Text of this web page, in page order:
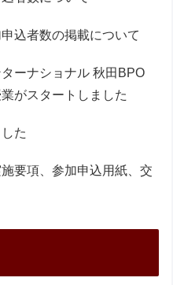
込者数の掲載について
ーナショナル 秋田BPO
がスタートしました
た
要項、参加申込用紙、交